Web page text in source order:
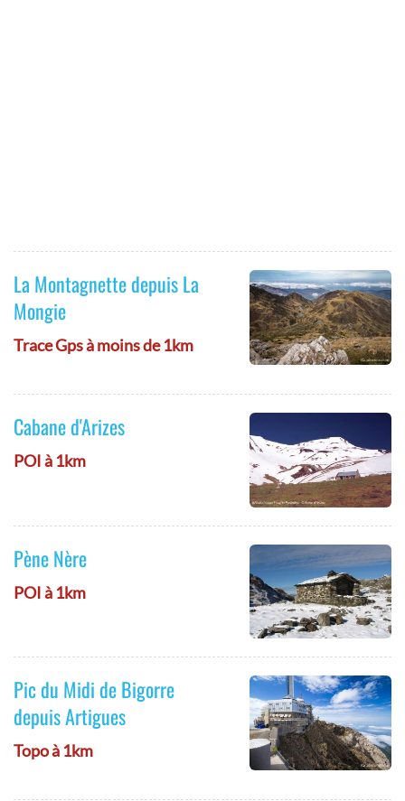
La Montagnette depuis La
Mongie
Trace Gps à moins de 1km
Cabane d'Arizes
POI à 1km
Pène Nère
POI à 1km
Pic du Midi de Bigorre
depuis Artigues
Topo à 1km